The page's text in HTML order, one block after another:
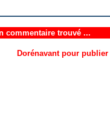
commentaire trouvé ...
Dorénavant pour